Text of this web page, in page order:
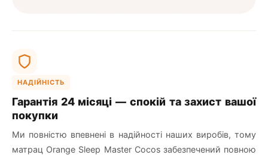
НАДІЙНІСТЬ
Гарантія 24 місяці — спокій та захист вашої
покупки
Ми повністю впевнені в надійності наших виробів, тому
матрац Orange Sleep Master Cocos забезпечений повною